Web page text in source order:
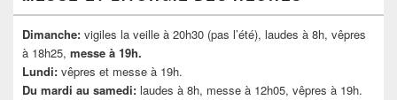
Dimanche: vigiles la veille à 20h30 (pas l’été), laudes à 8h, vêpres
à 18h25, messe à 19h.
Lundi: vêpres et messe à 19h.
Du mardi au samedi: laudes à 8h, messe à 12h05, vêpres à 19h.